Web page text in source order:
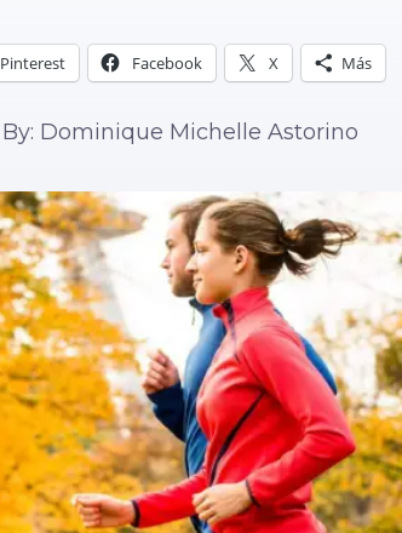
Pinterest Facebook X Más
By: Dominique Michelle Astorino